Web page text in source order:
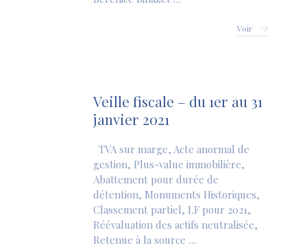
Voir
Veille fiscale – du 1er au 31
janvier 2021
TVA sur marge, Acte anormal de
gestion, Plus-value immobilière,
Abattement pour durée de
détention, Monuments Historiques,
Classement partiel, LF pour 2021,
Réévaluation des actifs neutralisée,
Retenue à la source …